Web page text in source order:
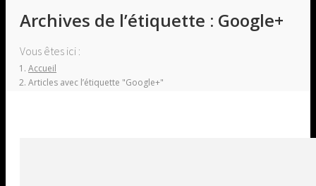
Archives de l’étiquette : Google+
Vous êtes ici :
Accueil
Articles avec l’étiquette "Google+"